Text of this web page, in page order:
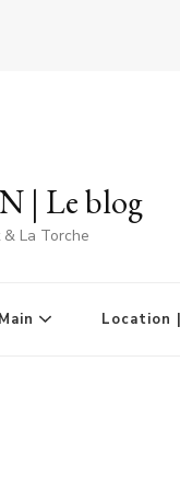
| Le blog
La Torche
Location